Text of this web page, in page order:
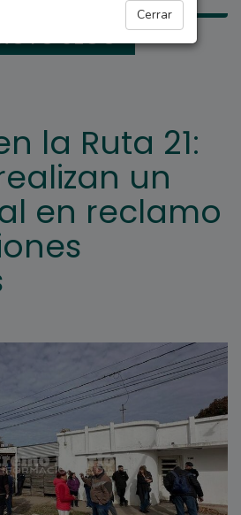
Cerrar
SECO
la Ruta 21:
un
en reclamo